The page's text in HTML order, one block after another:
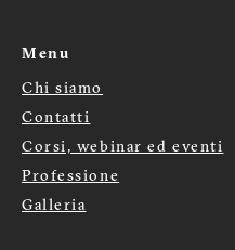
Menu
Menù
footer
Chi siamo
Contatti
Corsi, webinar ed eventi
Professione
Galleria